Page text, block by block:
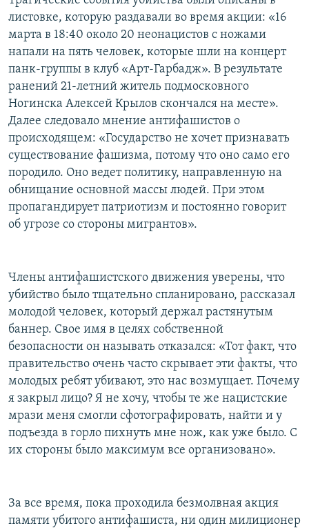
листовке, которую раздавали во время акции: «16
марта в 18:40 около 20 неонацистов с ножами
напали на пять человек, которые шли на концерт
панк-группы в клуб «Арт-Гарбадж». В результате
ранений 21-летний житель подмосковного
Ногинска Алексей Крылов скончался на месте».
Далее следовало мнение антифашистов о
происходящем: «Государство не хочет признавать
существование фашизма, потому что оно само его
породило. Оно ведет политику, направленную на
обнищание основной массы людей. При этом
пропагандирует патриотизм и постоянно говорит
об угрозе со стороны мигрантов».
Члены антифашистского движения уверены, что
убийство было тщательно спланировано, рассказал
молодой человек, который держал растянутым
баннер. Свое имя в целях собственной
безопасности он называть отказался: «Тот факт, что
правительство очень часто скрывает эти факты, что
молодых ребят убивают, это нас возмущает. Почему
я закрыл лицо? Я не хочу, чтобы те же нацистские
мрази меня смогли сфотографировать, найти и у
подъезда в горло пихнуть мне нож, как уже было. С
их стороны было максимум все организовано».
За все время, пока проходила безмолвная акция
памяти убитого антифашиста, ни один милиционер